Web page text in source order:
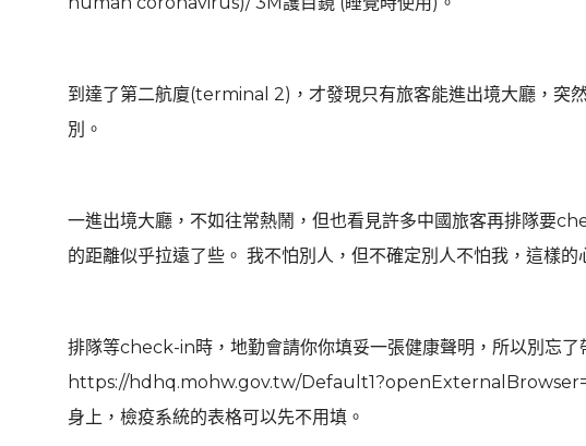
到達了第二航廈(terminal 2)，才發現只有旅客能進出境大廳，突
別。
一進出境大廳，不如往常熱鬧，但也看見許多中國旅客再排隊要
的距離似乎拉遠了些。 我不怕別人，但不確定別人不怕我，這樣
排隊等check-in時，地勤會請你你填妥一張健康聲明，所以別忘了
https://hdhq.mohw.gov.tw/Default1?openExternalBrowser=1
身上，檢疫系統的表格可以先不用填。